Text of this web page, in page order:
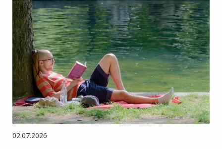
02.07.2026